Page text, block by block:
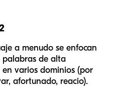
a menudo se enfocan
palabras de alta
varios dominios (por
afortunado, reacio).